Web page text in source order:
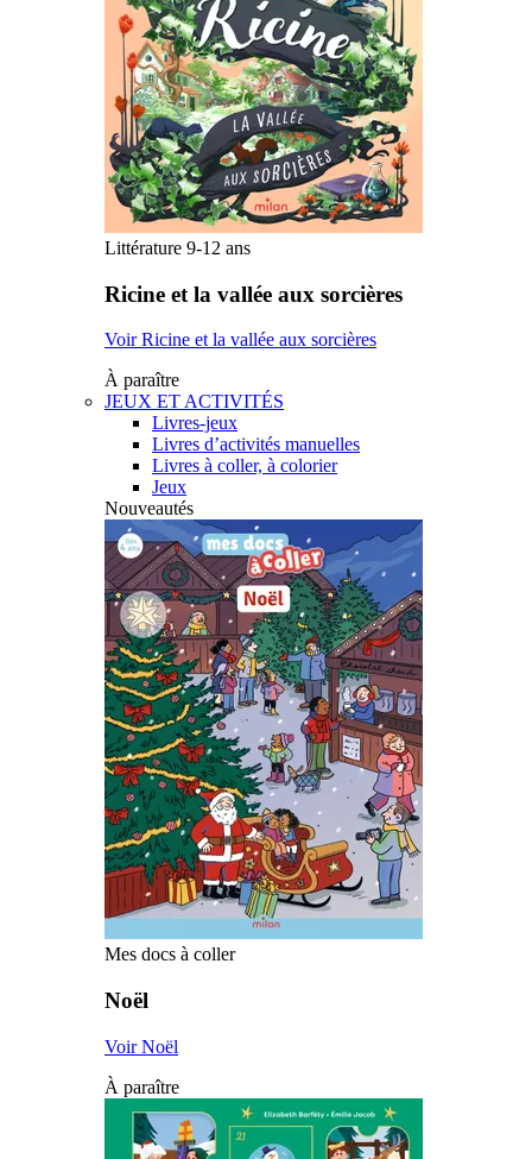
Littérature 9-12 ans
Ricine et la vallée aux sorcières
Voir Ricine et la vallée aux sorcières
À paraître
JEUX ET ACTIVITÉS
Livres-jeux
Livres d’activités manuelles
Livres à coller, à colorier
Jeux
Nouveautés
Mes docs à coller
Noël
Voir Noël
À paraître